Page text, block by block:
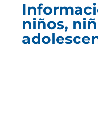
niños,